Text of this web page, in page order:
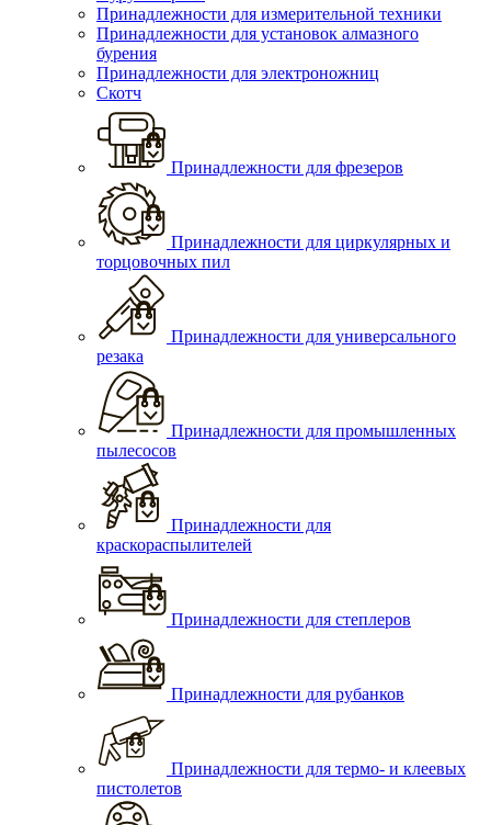
Принадлежности для измерительной техники
Принадлежности для установок алмазного
бурения
Принадлежности для электроножниц
Скотч
Принадлежности для фрезеров
Принадлежности для циркулярных и
торцовочных пил
Принадлежности для универсального
резака
Принадлежности для промышленных
пылесосов
Принадлежности для
краскораспылителей
Принадлежности для степлеров
Принадлежности для рубанков
Принадлежности для термо- и клеевых
пистолетов